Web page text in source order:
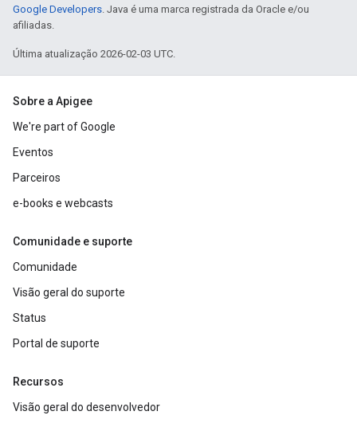
Google Developers . Java é uma marca registrada da Oracle e/ou
afiliadas.
Última atualização 2026-02-03 UTC.
Sobre a Apigee
We're part of Google
Eventos
Parceiros
e-books e webcasts
Comunidade e suporte
Comunidade
Visão geral do suporte
Status
Portal de suporte
Recursos
Visão geral do desenvolvedor